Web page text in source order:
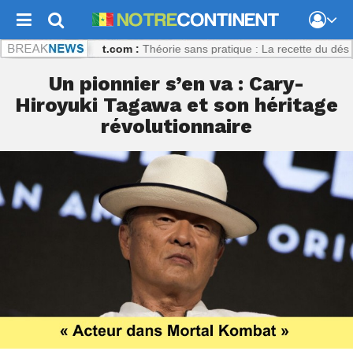
: Théorie sans pratique : La recette du désastre
Un pionnier s’en va : Cary-
Hiroyuki Tagawa et son héritage
révolutionnaire